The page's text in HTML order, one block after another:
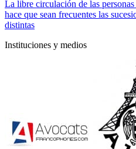
La libre circulación de las
hace que sean frecuentes las
distintas
Instituciones y medios